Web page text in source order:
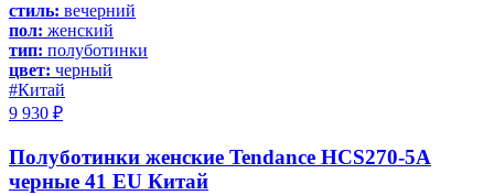
стиль: вечерний
пол: женский
тип: полуботинки
цвет: черный
#Китай
9 930 ₽
Полуботинки женские Tendance HCS270-5A
черные 41 EU Китай